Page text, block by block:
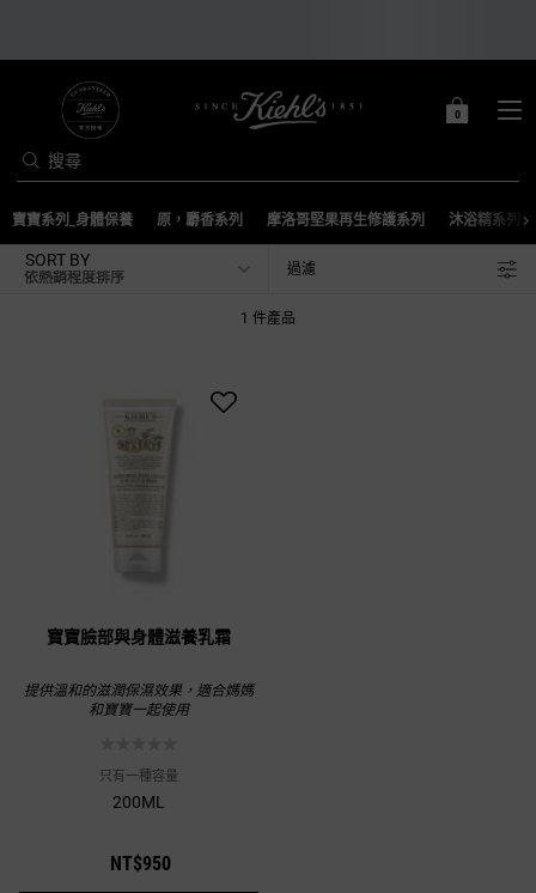
搜尋
購0
0 PRODUCT IN
Main content
寶寶系列_身體保養 原，麝香系列 摩洛哥堅果再生修護系列 沐浴精系列
SORT BY 過濾
FILTER MENU
1 件產品
寶寶臉部與身體滋養乳霜
提供溫和的滋潤保濕效果，適合媽媽
和寶寶一起使用
只有一種容量
200ML
NT$950